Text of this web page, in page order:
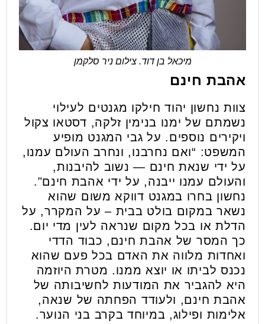
מיכאל בן דוד. צילום ניר סלקמן
אהבת חינם
צוות נחשון יהוד חילקו מגנטים לעילוי
נשמתם של ימנו בנימין זלקה, דסטאו צקול
ויקירים נוספים. על גבי המגנט מופיע
המשפט: “ואם נחרבנו, ונחרב העולם עמנו,
על ידי שנאת חינם — נשוב להיבנות,
והעולם עמנו ייבנה, על ידי אהבת חינם".
נחשון בחרו במגנט דווקא משום שהוא
נשאר במקום בולט בבית – על המקרר, על
הדלת או בכל מקום שנראה לעין מדי יום.
כך המסר של אהבת חינם, כבוד הדדי
ואחדות מלווה את האדם בכל פעם שהוא
נכנס לביתו או יוצא ממנו. מטרת היוזמה
היא להגביר את המודעות לחשיבותה של
אהבת חינם, ולעודד הפחתה של שנאה,
אלימות ופילוג, במיוחד בקרב בני הנוער.